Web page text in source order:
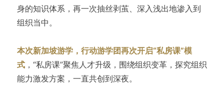
身的知识体系，再一次抽丝剥茧、深入浅出地渗入到
组织当中。
本次新加坡游学，行动游学团再次开启“私房课”模
式，“私房课”聚焦人才升级，围绕组织变革，探究组织
能力激发方案，一直共创到深夜。